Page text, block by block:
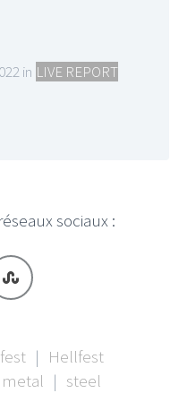
in LIVE REPORT
sociaux :
| Hellfest
metal | steel